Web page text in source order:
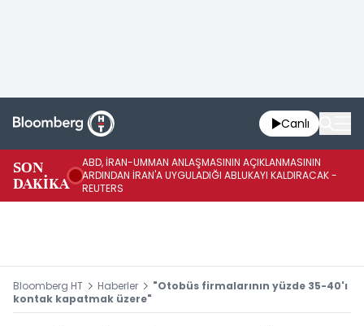
Canlı
SON
DAKİKA
ABD, İRAN-UMMAN ANLAŞMASININ AÇIKLANMASININ
ARDINDAN İRAN'A UYGULADIĞI ABLUKAYI KALDIRACAK -
REUTERS
Bloomberg HT Haberler
"Otobüs firmalarının yüzde 35-40'ı
kontak kapatmak üzere"